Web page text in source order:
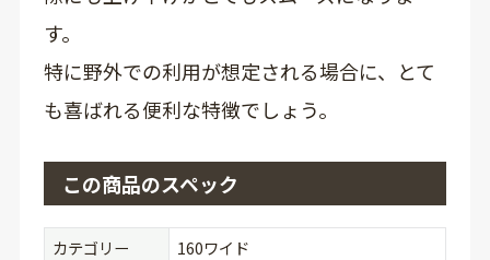
す。
特に野外での利用が想定される場合に、とて
も喜ばれる便利な特徴でしょう。
この商品のスペック
カテゴリー
160ワイド